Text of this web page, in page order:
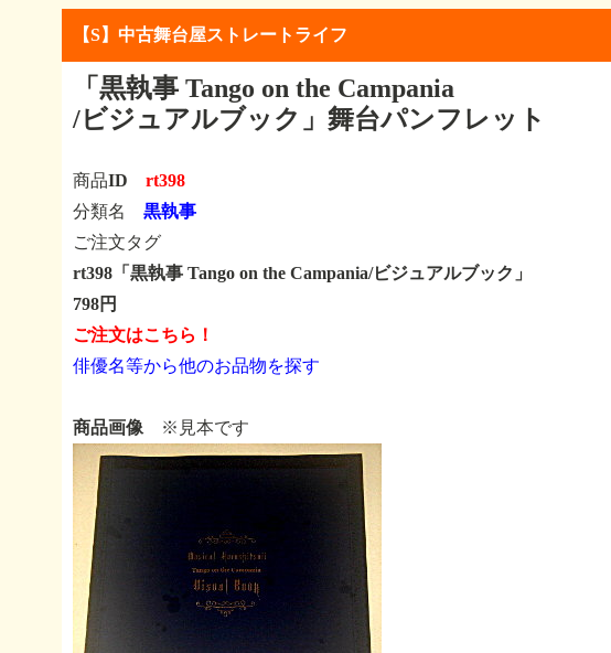
【S】中古舞台屋ストレートライフ
「黒執事 Tango on the Campania
/ビジュアルブック」舞台パンフレット
商品ID rt398
分類名 黒執事
ご注文タグ
rt398「黒執事 Tango on the Campania/ビジュアルブック」
798円
ご注文はこちら！
俳優名等から他のお品物を探す
商品画像 ※見本です